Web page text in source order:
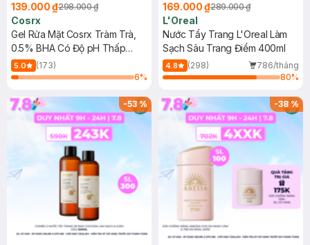
139.000 ₫298.000 ₫
Cosrx
Gel Rửa Mặt Cosrx Tràm Trà,
0.5% BHA Có Độ pH Thấp
150ml
5.0
(173)
6%
169.000 ₫289.000 ₫
L'Oreal
Nước Tẩy Trang L'Oreal Làm
Sạch Sâu Trang Điểm 400ml
4.8 (298)
786/tháng
80%
-53% -38%